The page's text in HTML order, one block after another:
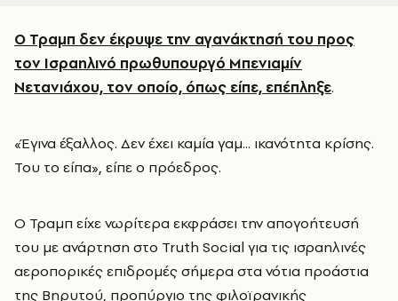
Ο Τραμπ δεν έκρυψε την αγανάκτησή του προς
τον Ισραηλινό πρωθυπουργό Μπενιαμίν
Νετανιάχου, τον οποίο, όπως είπε, επέπληξε.
«Έγινα έξαλλος. Δεν έχει καμία γαμ... ικανότητα κρίσης.
Του το είπα», είπε ο πρόεδρος.
Ο Τραμπ είχε νωρίτερα εκφράσει την απογοήτευσή
του με ανάρτηση στο Truth Social για τις ισραηλινές
αεροπορικές επιδρομές σήμερα στα νότια προάστια
της Βηρυτού, προπύργιο της φιλοϊρανικής